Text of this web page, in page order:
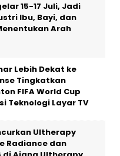
15-17 Juli, Jadi
Ibu, Bayi, dan
Arah
Lebih Dekat ke
Tingkatkan
FIFA World Cup
Teknologi Layar TV
Ultherapy
Radiance dan